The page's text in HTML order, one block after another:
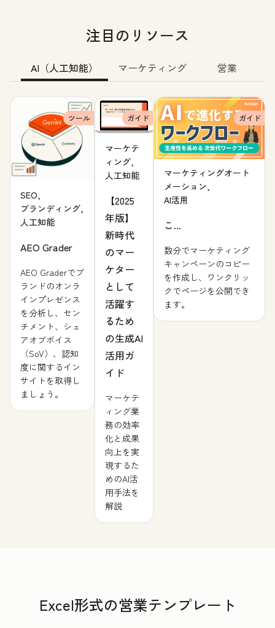
注目のリソース
AI（人工知能） マーケティング 営業
ツール
SEO,
ブランディング,
人工知能
AEO Grader
AEO Graderでブ
ランドのオンラ
インプレゼンス
を分析し、セン
チメント、シェ
アオブボイス
（SoV）、認知
度に関するイン
サイトを取得し
ましょう。
ガイド
マーケテ
ィング,
人工知能
【2025
年版】
新時代
のマー
ケター
として
活躍す
るため
の生成AI
活用ガ
イド
マーケテ
ィング業
務の効率
化と成果
向上を実
現するた
めのAI活
用手法を
解説
ガイド
マーケティングオート
メーション,
AI活用
こ...
数分でマーケティング
キャンペーンのコピー
を作成し、ワンクリッ
クでページを公開でき
ます。
Excel形式の営業テンプレート